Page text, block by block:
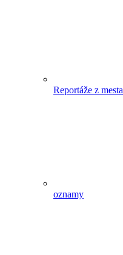
Reportáže z mesta
oznamy